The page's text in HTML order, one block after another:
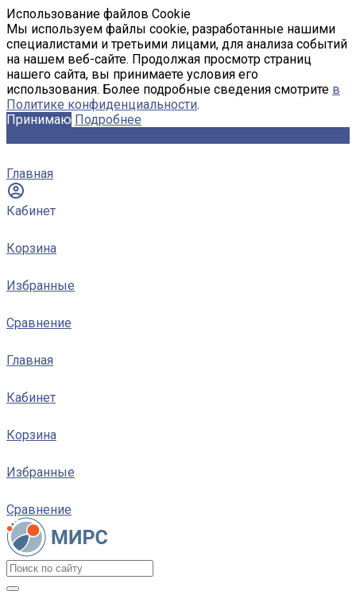
Использование файлов Cookie
Мы используем файлы cookie, разработанные нашими
специалистами и третьими лицами, для анализа событий
на нашем веб-сайте. Продолжая просмотр страниц
нашего сайта, вы принимаете условия его
использования. Более подробные сведения смотрите в
Политике конфиденциальности.
Принимаю Подробнее
Главная
Кабинет
Корзина
Избранные
Сравнение
Главная
Кабинет
Корзина
Избранные
Сравнение